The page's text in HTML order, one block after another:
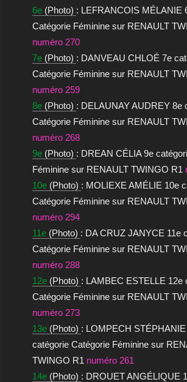
6e(Photo) : LEFRANCOIS MÉLANIE
Catégorie Féminine sur RENAULT
numéro 270
7e(Photo) : DANVEAU CHLOÉ 7e
Catégorie Féminine sur RENAULT
numéro 259
8e(Photo) : DELAUNAY AUDREY 8e
Catégorie Féminine sur RENAULT
numéro 268
9e(Photo) : DREAN CÉLIA 9e
Féminine sur RENAULT TWINGO R1
10e(Photo) : MOLIEXE AMÉLIE 10e
Catégorie Féminine sur RENAULT
numéro 294
11e(Photo) : DA CRUZ JANYCE 11e
Catégorie Féminine sur RENAULT
numéro 288
12e(Photo) : LAMBEC ESTELLE 12e
Catégorie Féminine sur RENAULT
numéro 273
13e(Photo) : LOMPECH
catégorie Catégorie Féminine sur
TWINGO R1 numéro 261
14e(Photo) : DROUET ANGÉLIQUE